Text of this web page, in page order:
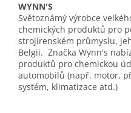
WYNN'S
Světoznámý výrobce
chemických produktů pro
strojírenském průmyslu,
Belgii. Značka Wynn's
produktů pro chemickou
automobilů (např. motor,
systém, klimatizace atd.)